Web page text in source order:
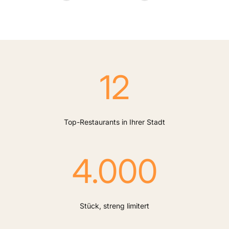
12
Top-Restaurants in Ihrer Stadt
4.000
Stück, streng limitert